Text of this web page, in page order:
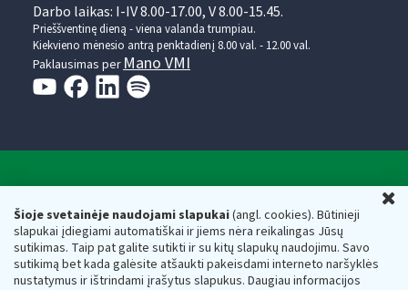
Šioje svetainėje naudojami slapukai(angl. cookies). Būtinieji
slapukai įdiegiami automatiškai ir jiems nėra reikalingas Jūsų
sutikimas. Taip pat galite sutikti ir su kitų slapukų naudojimu. Savo
sutikimą bet kada galėsite atšaukti pakeisdami interneto naršyklės
nustatymus ir ištrindami įrašytus slapukus. Daugiau informacijos
Darbo laikas: I-IV 8.00-17.00, V 8.00-15.45.
Prieššventinę dieną - viena valanda trumpiau.
Kiekvieno mėnesio antrą penktadienį 8.00 val. - 12.00 val.
Paklausimas per Mano VMI
Respublikos finansų ministerijos
Biudžetinė įstaiga. Juridinio asmens kodas — 188659752,
adresas: Vasario 16-osios g. 14, 01107 Vilnius, Lietuva, el.paštas:
vmi@vmi.lt, E. pristatymo dėžutės adresas 188659752